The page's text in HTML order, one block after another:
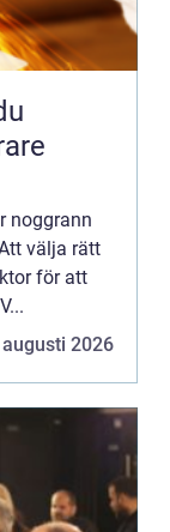
noggrann
välja rätt
för att
2026